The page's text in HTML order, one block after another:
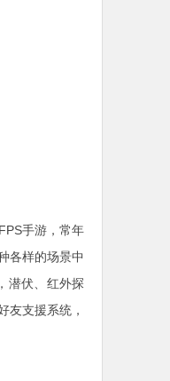
手游，常年
各样的场景中
潜伏、红外探
友支援系统，